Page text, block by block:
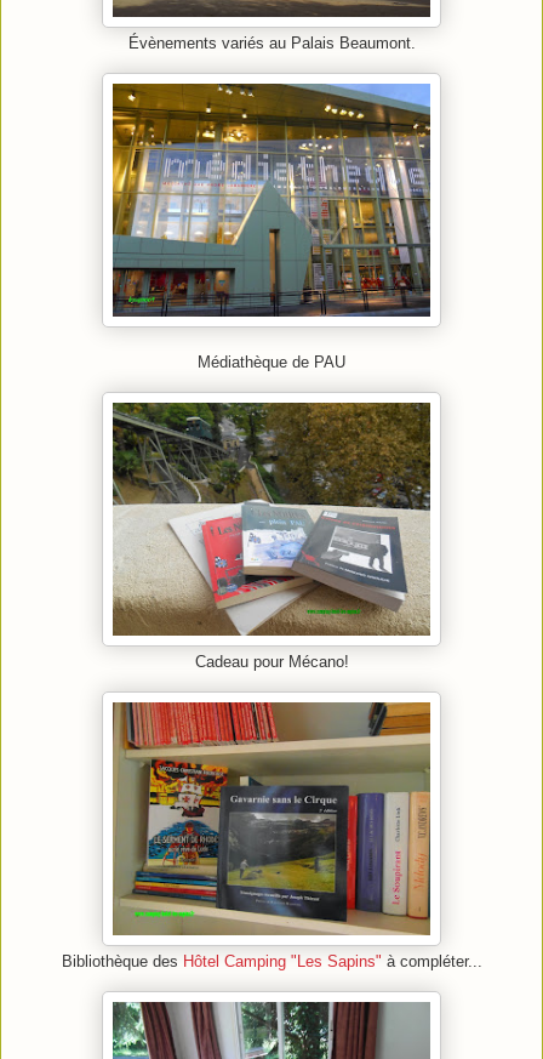
Évènements variés au Palais Beaumont.
Médiathèque de PAU
Cadeau pour Mécano!
Bibliothèque des Hôtel Camping "Les Sapins" à compléter...